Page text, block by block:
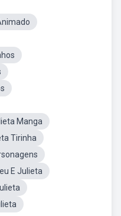
Manga
Tirinha
E Julieta